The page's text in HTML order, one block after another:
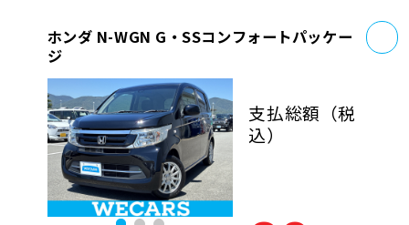
ホンダ N-WGN G・SSコンフォートパッケー
ジ
支払総額 （税
込）